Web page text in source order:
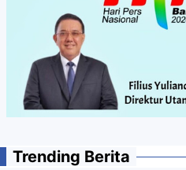
Trending Berita